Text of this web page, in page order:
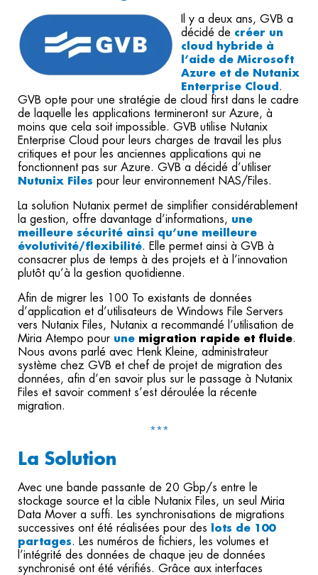
Il y a deux ans, GVB a
décidé de créer un
cloud hybride à
l’aide de Microsoft
Azure et de Nutanix
Enterprise Cloud .
GVB opte pour une stratégie de cloud first dans le cadre
de laquelle les applications termineront sur Azure, à
moins que cela soit impossible. GVB utilise Nutanix
Enterprise Cloud pour leurs charges de travail les plus
critiques et pour les anciennes applications qui ne
fonctionnent pas sur Azure. GVB a décidé d’utiliser
Nutunix Files pour leur environnement NAS/Files.
La solution Nutanix permet de simplifier considérablement
la gestion, offre davantage d’informations, une
meilleure sécurité ainsi qu’une meilleure
évolutivité/flexibilité. Elle permet ainsi à GVB à
consacrer plus de temps à des projets et à l’innovation
plutôt qu’à la gestion quotidienne.
Afin de migrer les 100 To existants de données
d’application et d’utilisateurs de Windows File Servers
vers Nutanix Files, Nutanix a recommandé l’utilisation de
Miria Atempo pour une migration rapide et fluide.
Nous avons parlé avec Henk Kleine, administrateur
système chez GVB et chef de projet de migration des
données, afin d’en savoir plus sur le passage à Nutanix
Files et savoir comment s’est déroulée la récente
migration.
***
La Solution
Avec une bande passante de 20 Gbp/s entre le
stockage source et la cible Nutanix Files, un seul Miria
Data Mover a suffi. Les synchronisations de migrations
successives ont été réalisées pour des
lots de 100
partages. Les numéros de fichiers, les volumes et
l’intégrité des données de chaque jeu de données
synchronisé ont été vérifiés. Grâce aux interfaces